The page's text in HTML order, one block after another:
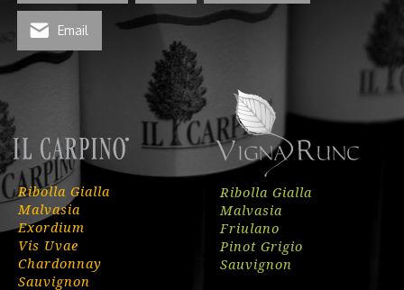
Email
Ribolla Gialla
Malvasia
Exordium
Vis Uvae
Chardonnay
Sauvignon
Ribolla Gialla
Malvasia
Friulano
Pinot Grigio
Sauvignon